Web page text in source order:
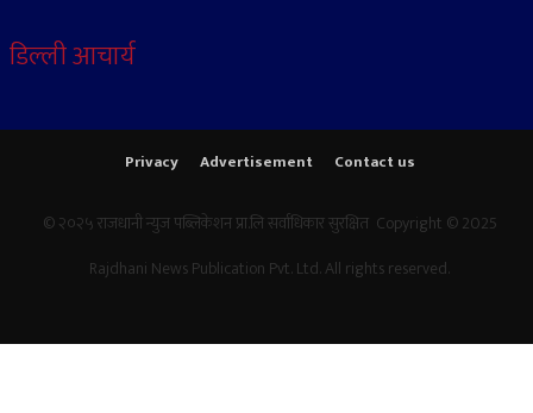
डिल्ली आचार्य
Privacy Advertisement Contact us
© २०२५ राजधानी न्युज पब्लिकेशन प्रा.लि सर्वाधिकार सुरक्षित Copyright © 2025
Rajdhani News Publication Pvt. Ltd. All rights reserved.